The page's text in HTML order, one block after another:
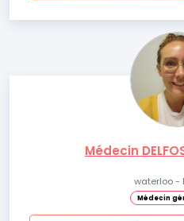
Médecin
waterloo -
Médecin